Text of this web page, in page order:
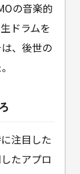
の音楽的
ドラムを
、後世の
注目した
たアプロ